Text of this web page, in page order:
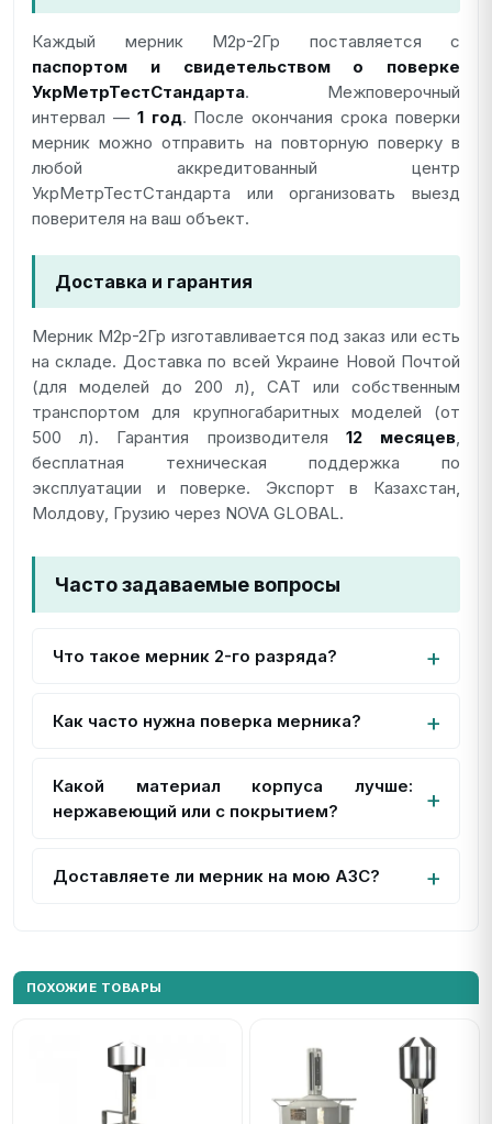
Каждый мерник М2р-2Гр поставляется с
паспортом и свидетельством о поверке
УкрМетрТестСтандарта. Межповерочный
интервал — 1 год. После окончания срока поверки
мерник можно отправить на повторную поверку в
любой аккредитованный центр
УкрМетрТестСтандарта или организовать выезд
поверителя на ваш объект.
Доставка и гарантия
Мерник М2р-2Гр изготавливается под заказ или есть
на складе. Доставка по всей Украине Новой Почтой
(для моделей до 200 л), СAТ или собственным
транспортом для крупногабаритных моделей (от
500 л). Гарантия производителя 12 месяцев,
бесплатная техническая поддержка по
эксплуатации и поверке. Экспорт в Казахстан,
Молдову, Грузию через NOVA GLOBAL.
Часто задаваемые вопросы
Что такое мерник 2-го разряда?
Как часто нужна поверка мерника?
Какой материал корпуса лучше:
нержавеющий или с покрытием?
Доставляете ли мерник на мою АЗС?
ПОХОЖИЕ ТОВАРЫ